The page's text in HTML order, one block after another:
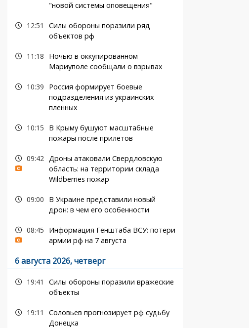
"новой системы оповещения"
12:51
Силы обороны поразили ряд
объектов рф
11:18
Ночью в оккупированном
Мариуполе сообщали о взрывах
10:39
Россия формирует боевые
подразделения из украинских
пленных
10:15
В Крыму бушуют масштабные
пожары после прилетов
09:42 Дроны атаковали Свердловскую
область: на территории склада
Wildberries пожар
09:00
В Украине представили новый
дрон: в чем его особенности
08:45
Информация Генштаба ВСУ: потери
армии рф на 7 августа
6 августа 2026, четверг
19:41
Силы обороны поразили вражеские
объекты
19:11
Соловьев прогнозирует рф судьбу
Донецка